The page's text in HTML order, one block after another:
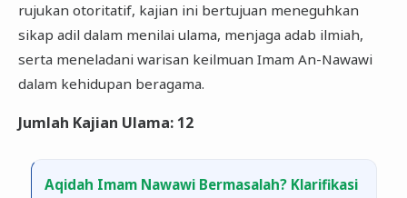
rujukan otoritatif, kajian ini bertujuan meneguhkan
sikap adil dalam menilai ulama, menjaga adab ilmiah,
serta meneladani warisan keilmuan Imam An-Nawawi
dalam kehidupan beragama.
Jumlah Kajian Ulama: 12
Aqidah Imam Nawawi Bermasalah? Klarifikasi